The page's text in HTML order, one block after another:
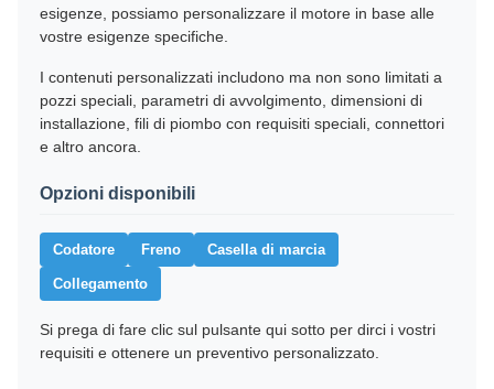
esigenze, possiamo personalizzare il motore in base alle
vostre esigenze specifiche.
I contenuti personalizzati includono ma non sono limitati a
pozzi speciali, parametri di avvolgimento, dimensioni di
installazione, fili di piombo con requisiti speciali, connettori
e altro ancora.
Opzioni disponibili
Codatore Freno Casella di marcia
Collegamento
Si prega di fare clic sul pulsante qui sotto per dirci i vostri
requisiti e ottenere un preventivo personalizzato.